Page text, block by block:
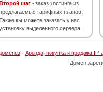
Второй шаг - заказ хостинга из
предлагаемых тарифных планов.
Также вы можете заказать у нас
установку выделенного сервера.
· Аренда, покупка и продажа IP-
Домен